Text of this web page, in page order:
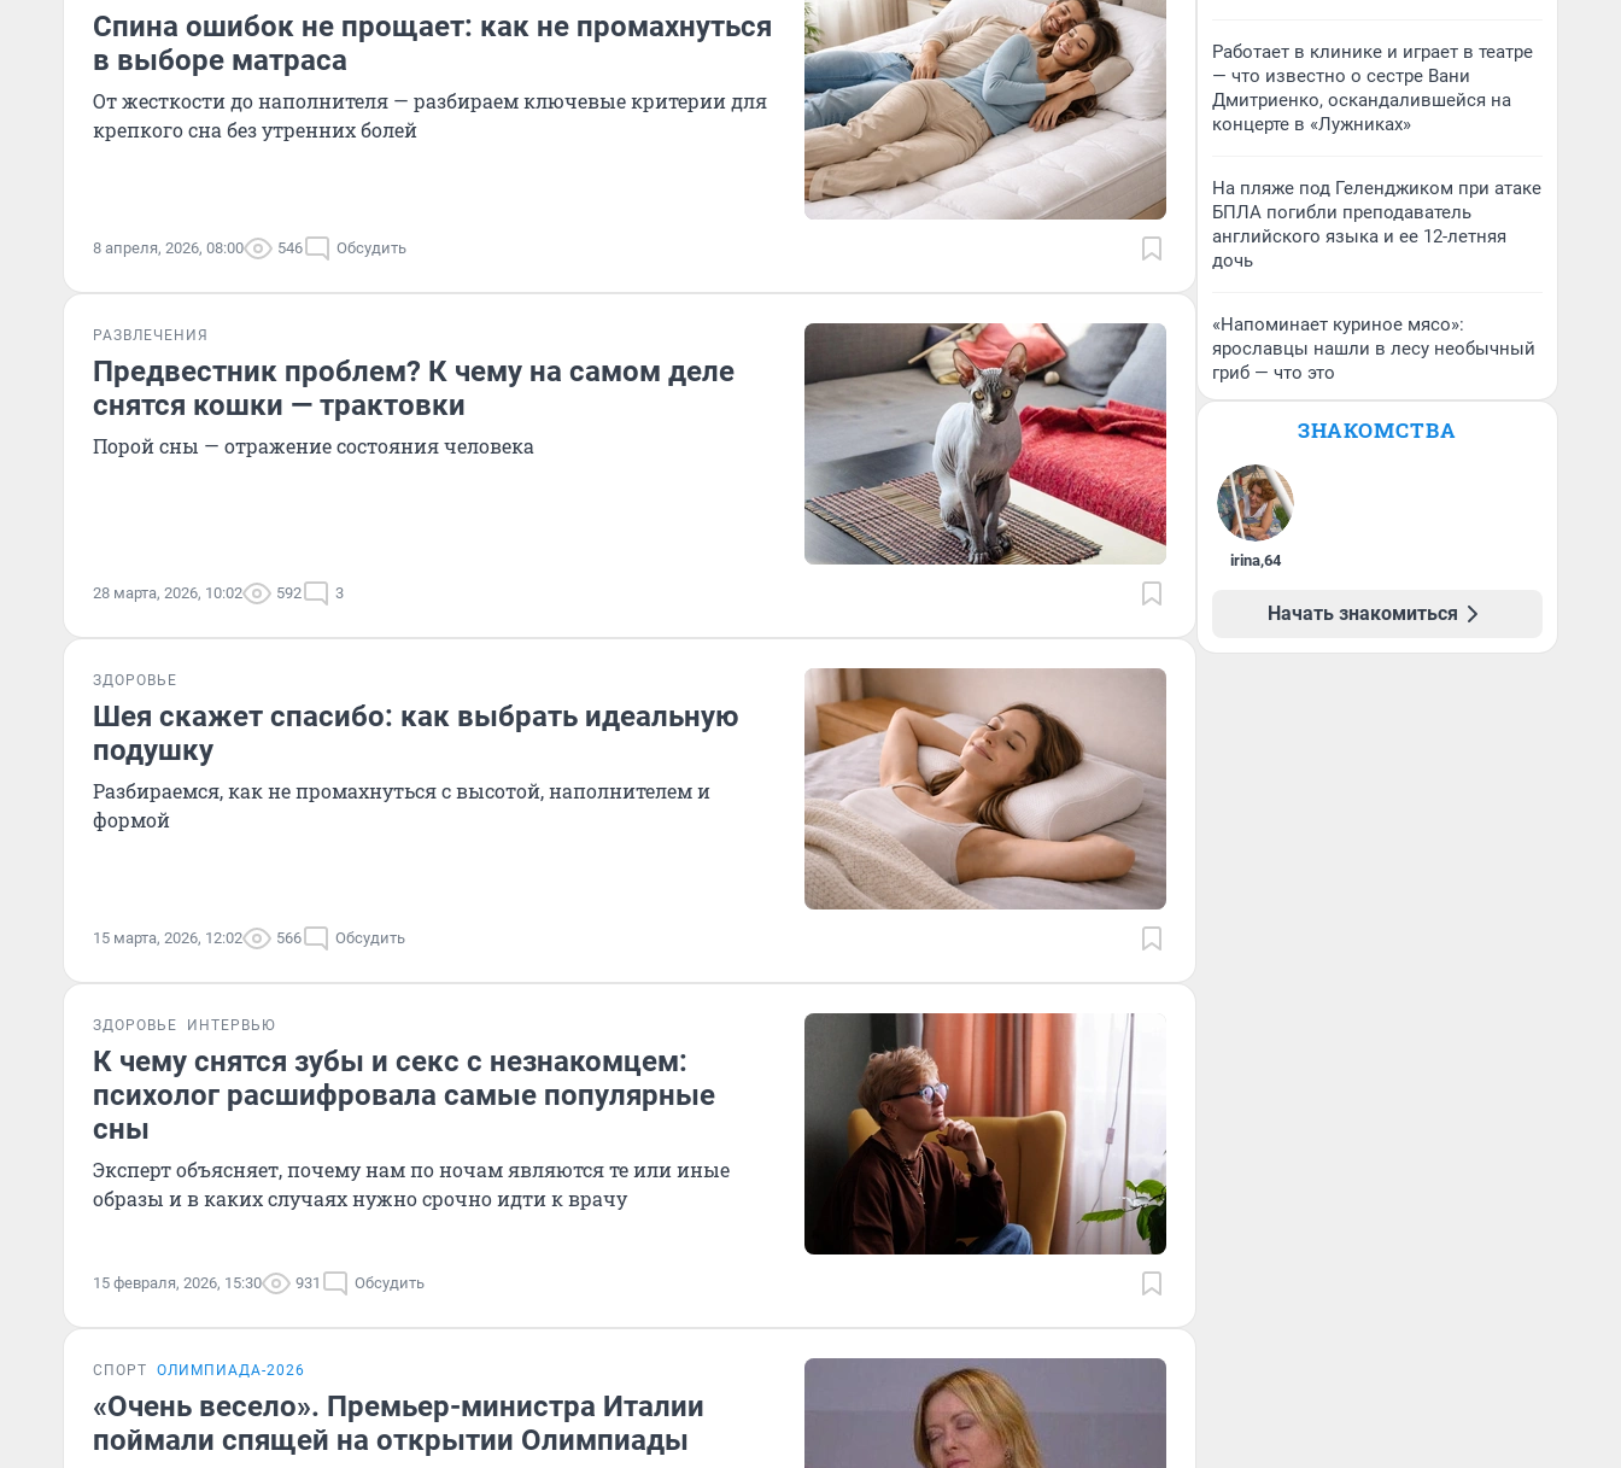
Спина ошибок не прощает: как не промахнуться
в выборе матраса
От жесткости до наполнителя — разбираем ключевые критерии для
крепкого сна без утренних болей
8 апреля, 2026, 08:00 546 Обсудить
РАЗВЛЕЧЕНИЯ
Предвестник проблем? К чему на самом деле
снятся кошки — трактовки
Порой сны — отражение состояния человека
28 марта, 2026, 10:02 592 3
ЗДОРОВЬЕ
Шея скажет спасибо: как выбрать идеальную
подушку
Разбираемся, как не промахнуться с высотой, наполнителем и
формой
15 марта, 2026, 12:02 566 Обсудить
ЗДОРОВЬЕ ИНТЕРВЬЮ
К чему снятся зубы и секс с незнакомцем:
психолог расшифровала самые популярные
сны
Эксперт объясняет, почему нам по ночам являются те или иные
образы и в каких случаях нужно срочно идти к врачу
15 февраля, 2026, 15:30 931 Обсудить
СПОРТ ОЛИМПИАДА-2026
«Очень весело». Премьер-министра Италии
поймали спящей на открытии Олимпиады
Работает в клинике и играет в театре
— что известно о сестре Вани
Дмитриенко, оскандалившейся на
концерте в «Лужниках»
На пляже под Геленджиком при атаке
БПЛА погибли преподаватель
английского языка и ее 12-летняя
дочь
«Напоминает куриное мясо»:
ярославцы нашли в лесу необычный
гриб — что это
ЗНАКОМСТВА
irina,64
Начать знакомиться